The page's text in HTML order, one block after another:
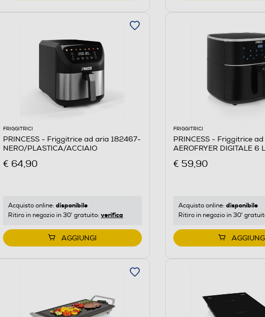
FRIGGITRICI
PRINCESS - Friggitrice ad aria 182467-
NERO/PLASTICA/ACCIAIO
€ 64,90
Acquisto online: disponibile
Ritiro in negozio in 30' gratuito: verifica
AGGIUNGI
FRIGGITRICI
PRINCESS - Friggitrice
AEROFRYER DIGITALE 6
€ 59,90
Acquisto online: disponibile
Ritiro in negozio in 30'